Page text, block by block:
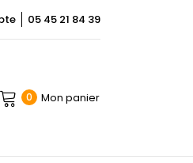
05 45 21 84 39
0 Mon panier